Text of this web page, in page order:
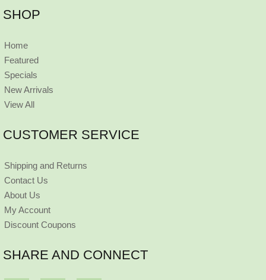
SHOP
Home
Featured
Specials
New Arrivals
View All
CUSTOMER SERVICE
Shipping and Returns
Contact Us
About Us
My Account
Discount Coupons
SHARE AND CONNECT